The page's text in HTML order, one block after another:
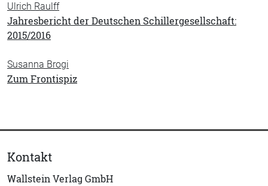
Ulrich Raulff
Jahresbericht der Deutschen Schillergesellschaft:
2015/2016
Susanna Brogi
Zum Frontispiz
Kontakt
Wallstein Verlag GmbH